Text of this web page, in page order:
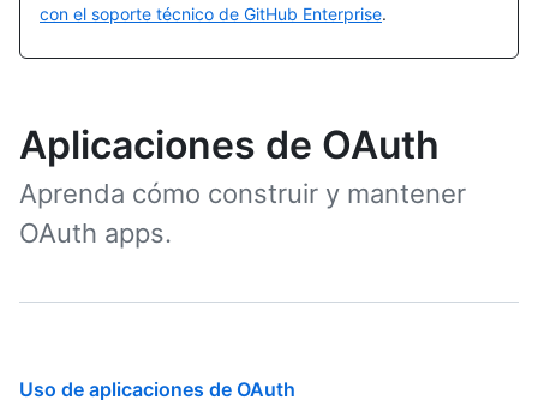
con el soporte técnico de GitHub Enterprise.
Aplicaciones de OAuth
Aprenda cómo construir y mantener
OAuth apps.
Uso de aplicaciones de OAuth